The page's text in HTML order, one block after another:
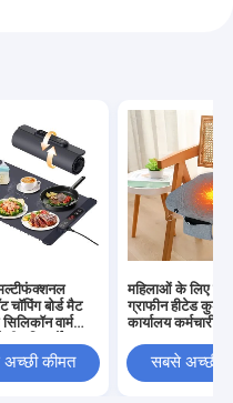
मल्टीफंक्शनल
चॉपिंग बोर्ड मैट
वार्म
कीमत
महिलाओं के लिए
ग्राफीन हीटेड कुशन
कार्यालय कर्मचारी
सबसे अच्छी